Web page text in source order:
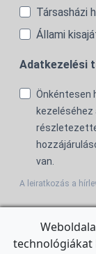
Társasházi
Állami
Adatkezelési
Önkéntesen
kezeléséhez
van.
A leiratkozás a
technológiákat